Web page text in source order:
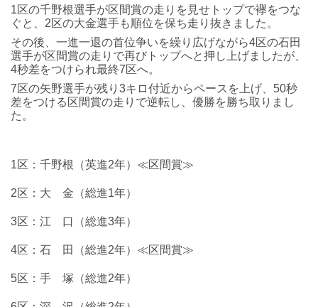
1区の千野根選手が区間賞の走りを見せトップで襷をつな
ぐと、2区の大金選手も順位を保ち走り抜きました。
その後、一進一退の首位争いを繰り広げながら4区の石田
選手が区間賞の走りで再びトップへと押し上げましたが、
4秒差をつけられ最終7区へ。
7区の矢野選手が残り3キロ付近からペースを上げ、50秒
差をつける区間賞の走りで逆転し、優勝を勝ち取りまし
た。
1区：千野根（英進2年）≪区間賞≫
2区：大 金（総進1年）
3区：江 口（総進3年）
4区：石 田（総進2年）≪区間賞≫
5区：手 塚（総進2年）